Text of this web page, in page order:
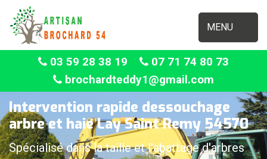
MENU
03 59 28 38 19
07 71 74 80 73
brochardteddy1@gmail.com
Intervention rapide dessouchage
arbre et haie Lay Saint Remy 54570
Spécialisé dans la taille et l'abattage d'arbres